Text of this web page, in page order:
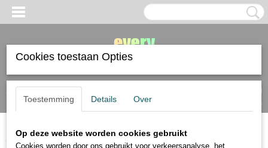
Inloggen Registreren
(0)
Home>Schut>Schut Terschelling hot pressed aquarelpapier 30x40cm
Cookies toestaan Opties
Toestemming Details Over
Op deze website worden cookies gebruikt
Cookies worden door ons gebruikt voor verkeersanalyse, het